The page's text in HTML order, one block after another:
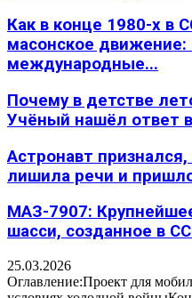
Как в конце 1980-х в
масонское
международные...
Почему в детстве
Учёный нашёл ответ
Астронавт
лишила речи и
МАЗ-7907:
шасси, созданное в
25.03.2026
Оглавление:Проект для